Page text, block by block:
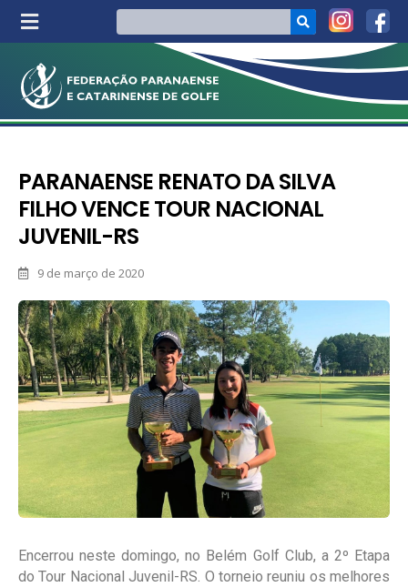
PARANAENSE RENATO DA SILVA
FILHO VENCE TOUR NACIONAL
JUVENIL-RS
9 de março de 2020
Encerrou neste domingo, no Belém Golf Club, a 2º Etapa
do Tour Nacional Juvenil-RS. O torneio reuniu os melhores